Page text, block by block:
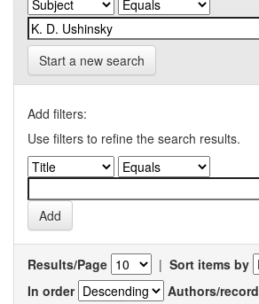
Start a new search
Add filters:
Use filters to refine the search results.
Results/Page | Sort items by
In order
Authors/record